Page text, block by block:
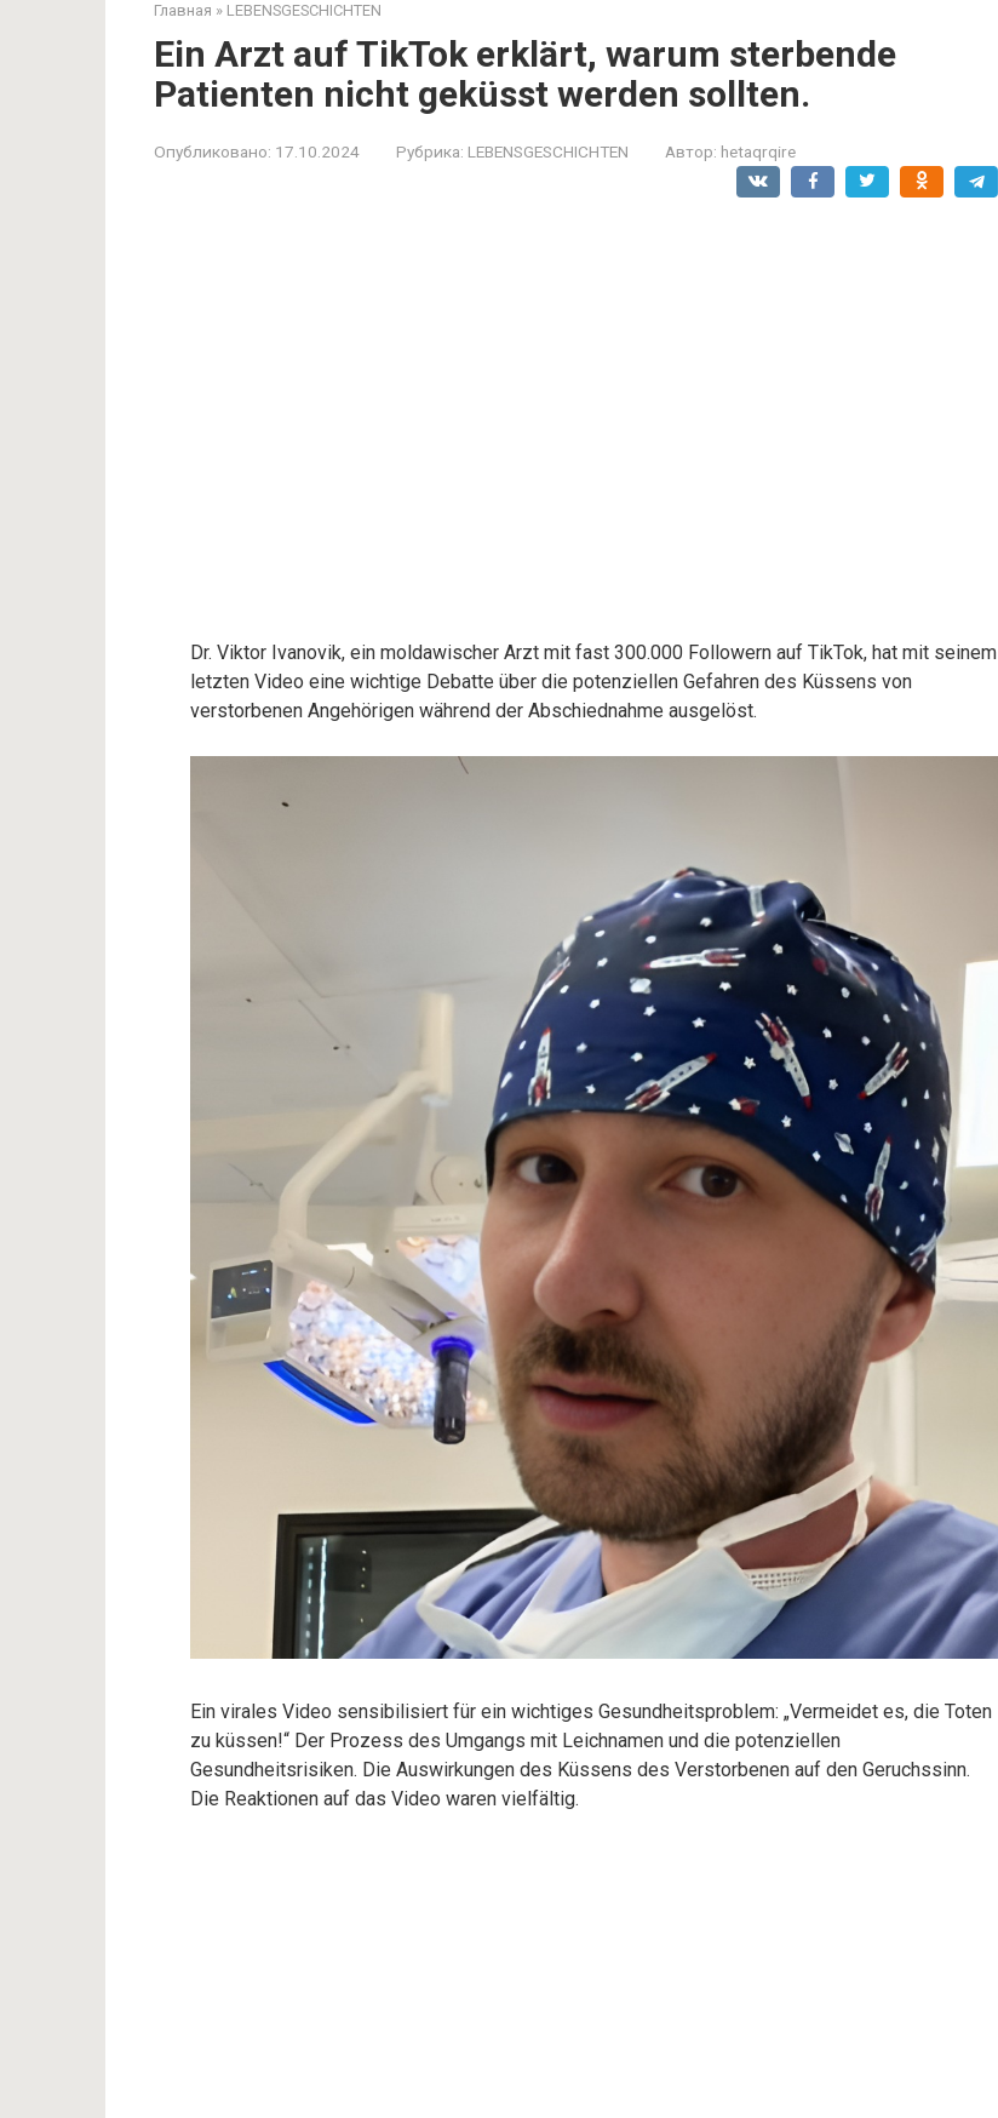
Главная » LEBENSGESCHICHTEN
Ein Arzt auf TikTok erklärt, warum sterbende
Patienten nicht geküsst werden sollten.
Опубликовано: 17.10.2024 Рубрика: LEBENSGESCHICHTEN Автор: hetaqrqire
Dr. Viktor Ivanovik, ein moldawischer Arzt mit fast 300.000 Followern auf TikTok, hat mit seinem
letzten Video eine wichtige Debatte über die potenziellen Gefahren des Küssens von
verstorbenen Angehörigen während der Abschiednahme ausgelöst.
Ein virales Video sensibilisiert für ein wichtiges Gesundheitsproblem: „Vermeidet es, die Toten
zu küssen!“ Der Prozess des Umgangs mit Leichnamen und die potenziellen
Gesundheitsrisiken. Die Auswirkungen des Küssens des Verstorbenen auf den Geruchssinn.
Die Reaktionen auf das Video waren vielfältig.